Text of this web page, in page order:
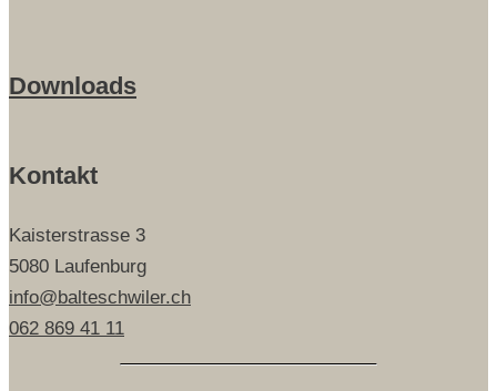
Downloads
Kontakt
Kaisterstrasse 3
5080 Laufenburg
info@balteschwiler.ch
062 869 41 11